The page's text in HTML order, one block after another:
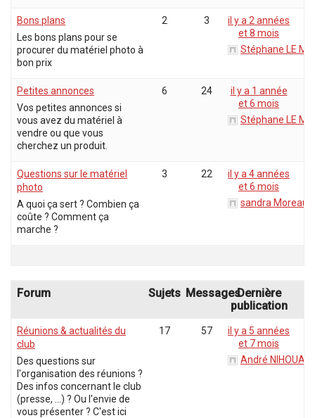
Bons plans
Les bons plans pour se
procurer du matériel photo à
bon prix
2 3
il y a 2 années
et 8 mois
Stéphane LE
Petites annonces
Vos petites annonces si
vous avez du matériel à
vendre ou que vous
cherchez un produit.
6 24
il y a 1 année
et 6 mois
Stéphane LE
Questions sur le matériel
photo
A quoi ça sert ? Combien ça
coûte ? Comment ça
marche ?
3 22
il y a 4 années
et 6 mois
sandra Moreau
Forum Sujets MessagesDernière
publication
Réunions & actualités du
club
Des questions sur
l'organisation des réunions ?
Des infos concernant le club
(presse, ...) ? Ou l'envie de
vous présenter ? C'est ici
17 57
il y a 5 années
et 7 mois
André